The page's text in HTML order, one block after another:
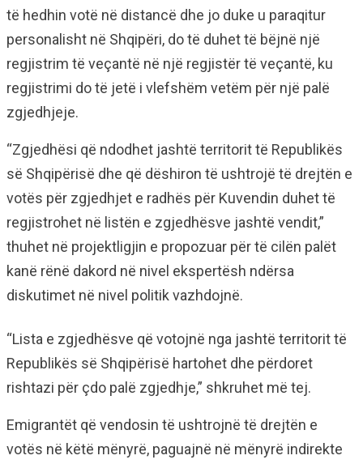
të hedhin votë në distancë dhe jo duke u paraqitur
personalisht në Shqipëri, do të duhet të bëjnë një
regjistrim të veçantë në një regjistër të veçantë, ku
regjistrimi do të jetë i vlefshëm vetëm për një palë
zgjedhjeje.
“Zgjedhësi që ndodhet jashtë territorit të Republikës
së Shqipërisë dhe që dëshiron të ushtrojë të drejtën e
votës për zgjedhjet e radhës për Kuvendin duhet të
regjistrohet në listën e zgjedhësve jashtë vendit,”
thuhet në projektligjin e propozuar për të cilën palët
kanë rënë dakord në nivel ekspertësh ndërsa
diskutimet në nivel politik vazhdojnë.
“Lista e zgjedhësve që votojnë nga jashtë territorit të
Republikës së Shqipërisë hartohet dhe përdoret
rishtazi për çdo palë zgjedhje,” shkruhet më tej.
Emigrantët që vendosin të ushtrojnë të drejtën e
votës në këtë mënyrë, paguajnë në mënyrë indirekte